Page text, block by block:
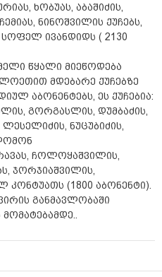
ხობუას, აბაშიძის,
ნინოშვილის ქუჩებს,
ივანდიდს ( 2130
წყალი მიეწოდება
მდებარე ქუჩებზე
აბონენტებს, ეს ქუჩებია:
გორგასლის, დუმბაძის,
ნუცუბიძის,
ჩოლოყაშვილის,
ჯორჯიაშვილის,
კონტუათს (1800 აბონენტი).
განმავლობაში